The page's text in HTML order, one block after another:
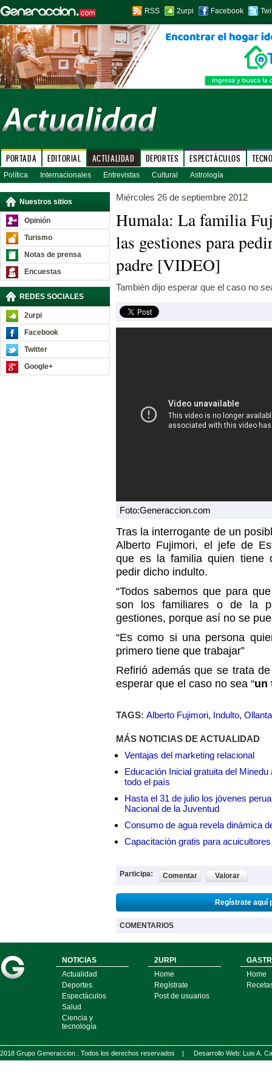
RSS 2urpi Facebook
PORTADA EDITORIAL ACTUALIDAD DEPORTES ESPECTÁCULOS
Política Internacionales Entrevistas Cultural Astrología
Nuestros sitios
Opinión
Turismo
Notas de prensa
Encuestas
REDES SOCIALES
2urpi
Facebook
Twitter
Google+
Miércoles 26 de septiembre 2012
Humala: La familia
las gestiones para
padre [VIDEO]
También dijo esperar que el caso no
Foto:Generaccion.com
Tras la interrogante de un
Alberto Fujimori, el jefe de
que es la familia quien tiene
pedir dicho indulto.
“Todos sabemos que para
son los familiares o de la
gestiones, porque así no se
“Es como si una persona
primero tiene que trabajar”
Refirió además que se trata
esperar que el caso no sea “un
TAGS: Alberto Fujimori, Indulto,
MÁS NOTICIAS DE ACTUALIDAD
Ventajas del marketing relacional
Educación Inicial gratuita del
todo el país
Hasta el 31 de julio los jóvenes
Nacional de la Juventud
Consumo de agua revela dinámica
Capacitación gratis para
Participa: Comentar Valorar
Regístrate aquí
COMENTARIOS
NOTICIAS
Actualidad
Deportes
Espectáculos
Salud
Ciencia y
tecnología
2URPI
Home
Regístrate
Post de usuarios
Home
2018 Grupo Generaccion . Todos los derechos reservados | Desarrollo Web: Luis